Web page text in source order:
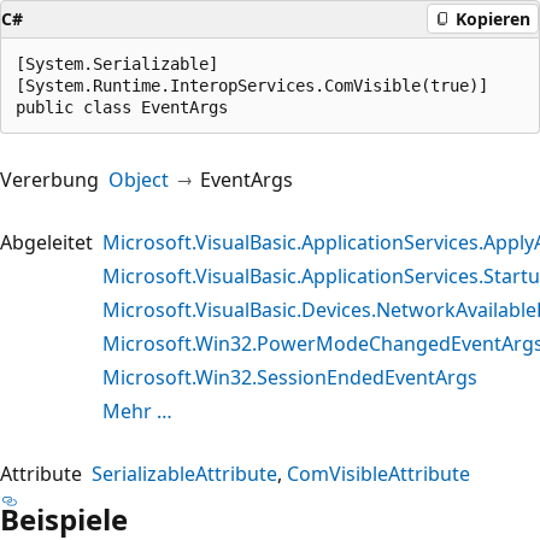
C# Kopieren
[System.Serializable]
[System.Runtime.InteropServices.ComVisible(true)]
public class EventArgs
Vererbung Object EventArgs
Abgeleitet
Microsoft.Win32.SessionEndedEventArgs
Mehr …
Attribute SerializableAttribute ComVisibleAttribute
Beispiele